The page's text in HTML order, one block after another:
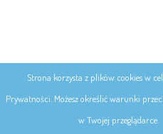
Strona korzysta z plików cookies w
Prywatności. Możesz określić warunki
w Twojej przeglądarce.